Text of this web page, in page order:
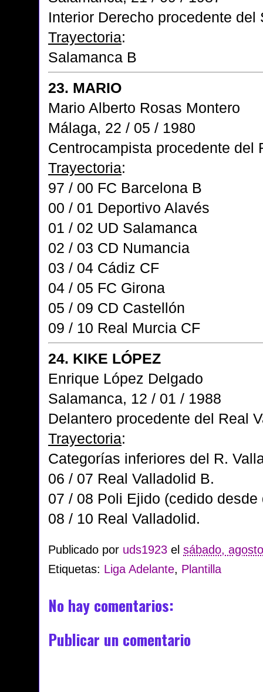
Interior Derecho procedente
Trayectoria:
Salamanca B
23. MARIO
Mario Alberto Rosas Montero
Málaga, 22 / 05 / 1980
Centrocampista procedente del
Trayectoria:
97 / 00 FC Barcelona B
00 / 01 Deportivo Alavés
01 / 02 UD Salamanca
02 / 03 CD Numancia
03 / 04 Cádiz CF
04 / 05 FC Girona
05 / 09 CD Castellón
09 / 10 Real Murcia CF
24. KIKE LÓPEZ
Enrique López Delgado
Salamanca, 12 / 01 / 1988
Delantero procedente del Real
Trayectoria:
Categorías inferiores del R.
06 / 07 Real Valladolid B.
07 / 08 Poli Ejido (cedido desde
08 / 10 Real Valladolid.
Publicado por uds1923 el sábado,
Etiquetas: Liga Adelante, Plantilla
No hay comentarios:
Publicar un comentario